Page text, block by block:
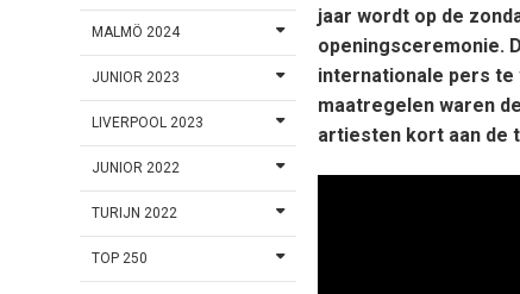
MALMÖ 2024
JUNIOR 2023
LIVERPOOL 2023
JUNIOR 2022
TURIJN 2022
TOP 250
jaar wordt op de
openingsceremonie.
internationale pers te
maatregelen waren
artiesten kort aan de